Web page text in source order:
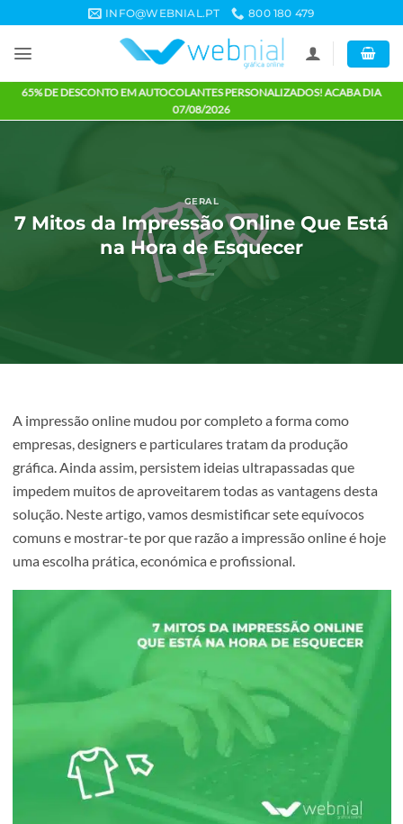
content
INFO@WEBNIAL.PT 800 180 479
65% DE DESCONTO EM AUTOCOLANTES PERSONALIZADOS!
07/08/2026
GERAL
7 Mitos da Impressão Online Que
na Hora de Esquecer
A impressão online mudou por completo a forma como
empresas, designers e particulares tratam da produção
gráfica. Ainda assim, persistem ideias ultrapassadas que
impedem muitos de aproveitarem todas as vantagens
solução. Neste artigo, vamos desmistificar sete
uma escolha prática, económica e profissional.